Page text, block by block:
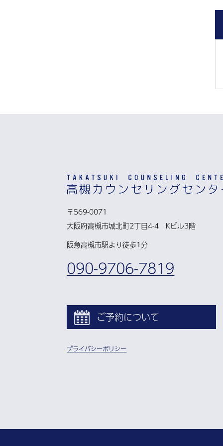
〒569-0071
大阪府高槻市城北町2丁目4-4 Kビル3階
阪急高槻市駅より徒歩1分
090-9706-7819
ご予約について
プライバシーポリシー